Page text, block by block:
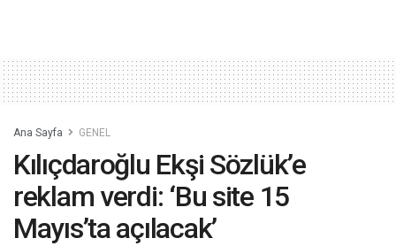
Ana Sayfa GENEL
Kılıçdaroğlu Ekşi Sözlük’e
reklam verdi: ‘Bu site 15
Mayıs’ta açılacak’